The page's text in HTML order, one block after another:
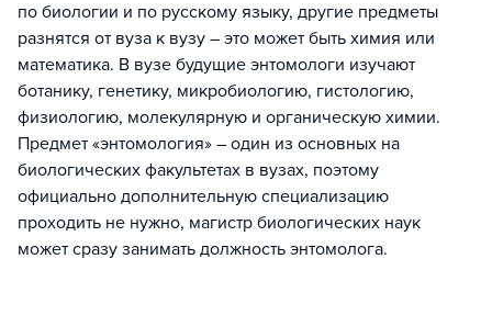
по биологии и по русскому языку, другие предметы
разнятся от вуза к вузу – это может быть химия или
математика. В вузе будущие энтомологи изучают
ботанику, генетику, микробиологию, гистологию,
физиологию, молекулярную и органическую химии.
Предмет «энтомология» – один из основных на
биологических факультетах в вузах, поэтому
официально дополнительную специализацию
проходить не нужно, магистр биологических наук
может сразу занимать должность энтомолога.